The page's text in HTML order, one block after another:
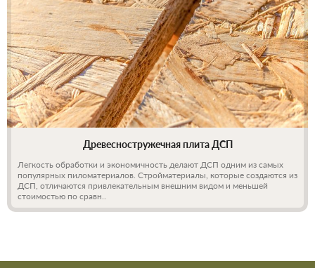
Древесностружечная плита ДСП
Легкость обработки и экономичность делают ДСП одним из самых
популярных пиломатериалов. Стройматериалы, которые создаются из
ДСП, отличаются привлекательным внешним видом и меньшей
стоимостью по сравн..